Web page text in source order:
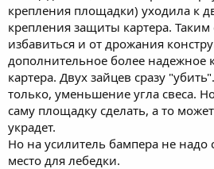
крепления площадки) уходила к
крепления защиты картера.
избавиться и от дрожания
дополнительное более надежное
картера. Двух зайцев сразу
только, уменьшение угла свеса.
саму площадку сделать, а то
украдет.
Но на усилитель бампера не надо
место для лебедки.